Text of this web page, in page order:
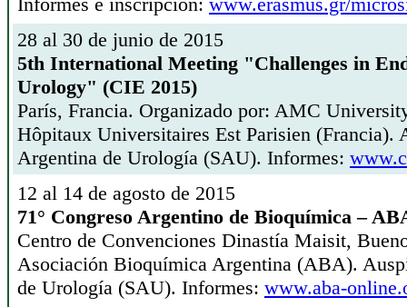
28 al 30 de junio de 2015
5th International Meeting "Challenges in
Urology" (CIE 2015)
París, Francia. Organizado por: AMC
Hôpitaux Universitaires Est Parisien (Francia).
Argentina de Urología (SAU). Informes:
12 al 14 de agosto de 2015
71° Congreso Argentino de Bioquímica –
Centro de Convenciones Dinastía Maisit,
Asociación Bioquímica Argentina (ABA).
de Urología (SAU). Informes: www.aba-